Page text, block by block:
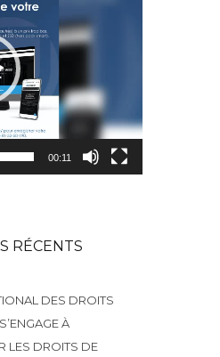
00:11
RÉCENTS
DES DROITS
À
LES DROITS DE